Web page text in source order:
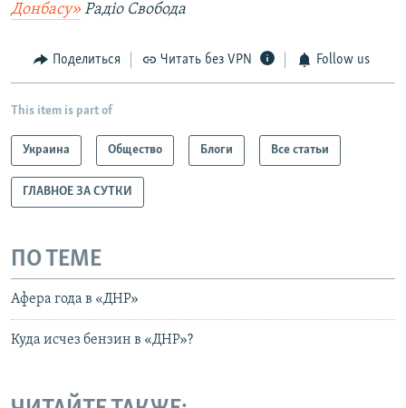
Донбасу» Радіо Свобода
Поделиться Читать без VPN Follow us
This item is part of
Украина Общество Блоги Все статьи
ГЛАВНОЕ ЗА СУТКИ
ПО ТЕМЕ
Афера года в «ДНР»
Куда исчез бензин в «ДНР»?